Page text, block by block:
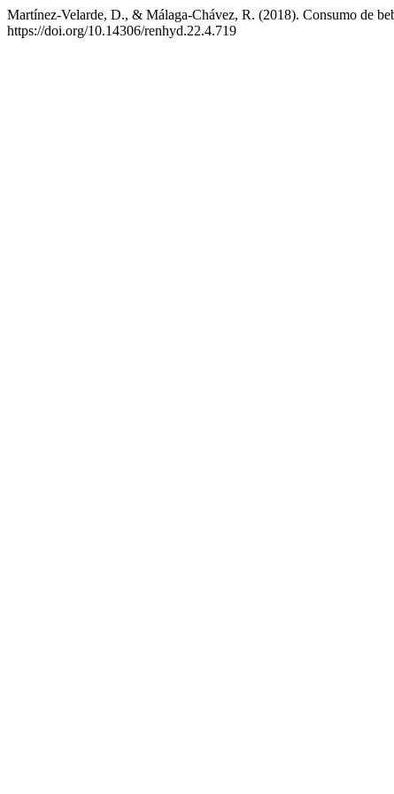
Martínez-Velarde, D., & Málaga-Chávez, R. (2018). Consumo de
https://doi.org/10.14306/renhyd.22.4.719